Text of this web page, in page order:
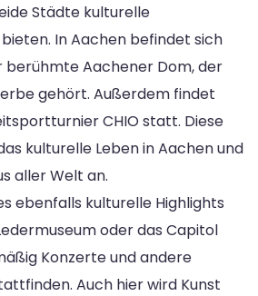
Städte kulturelle
In Aachen befindet sich
Aachener Dom, der
gehört. Außerdem findet
CHIO statt. Diese
kulturelle Leben in Aachen und
aller Welt an.
ebenfalls kulturelle Highlights
oder das Capitol
Konzerte und andere
Auch hier wird Kunst